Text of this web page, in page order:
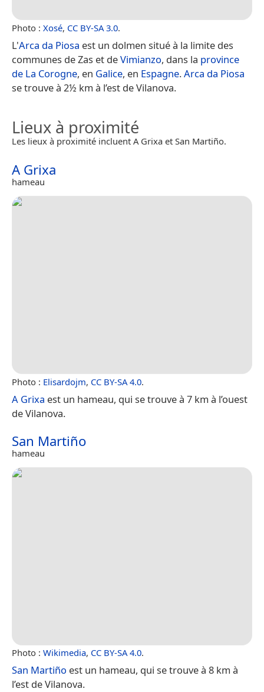
Photo : Xosé, CC BY-SA 3.0.
L'Arca da Piosa est un dolmen situé à la limite des
communes de Zas et deVimianzo, dans la province
de La Corogne, en Galice, en Espagne.Arca da Piosa
se trouve à 2½ km à l’est de Vilanova.
Lieux à proximité
Les lieux à proximité incluent A Grixa et San Martiño.
A Grixa
hameau
Photo : Elisardojm, CC BY-SA 4.0.
A Grixa est un hameau, qui se trouve à 7 km à l’ouest
de Vilanova.
San Martiño
hameau
Photo : Wikimedia, CC BY-SA 4.0.
San Martiño est un hameau, qui se trouve à 8 km à
l’est de Vilanova.